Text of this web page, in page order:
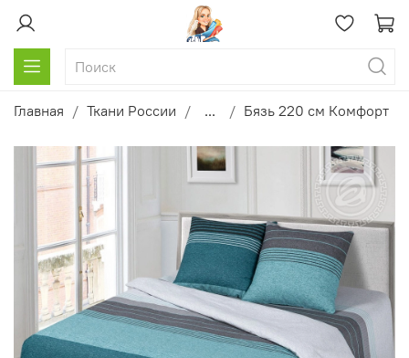
Главная Ткани России ... Бязь 220 см Комфорт